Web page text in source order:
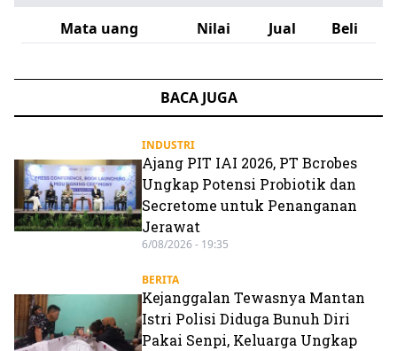
Mata uang
Nilai Jual Beli
BACA JUGA
INDUSTRI
Ajang PIT IAI 2026, PT Bcrobes
Ungkap Potensi Probiotik dan
Secretome untuk Penanganan
Jerawat
6/08/2026 - 19:35
BERITA
Kejanggalan Tewasnya Mantan
Istri Polisi Diduga Bunuh Diri
Pakai Senpi, Keluarga Ungkap